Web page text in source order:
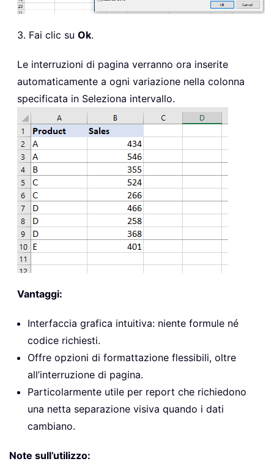
3. Fai clic su Ok.
Le interruzioni di pagina verranno ora inserite
automaticamente a ogni variazione nella colonna
specificata in Seleziona intervallo.
Vantaggi:
Interfaccia grafica intuitiva: niente formule né
codice richiesti.
Offre opzioni di formattazione flessibili, oltre
all’interruzione di pagina.
Particolarmente utile per report che richiedono
una netta separazione visiva quando i dati
cambiano.
Note sull’utilizzo: